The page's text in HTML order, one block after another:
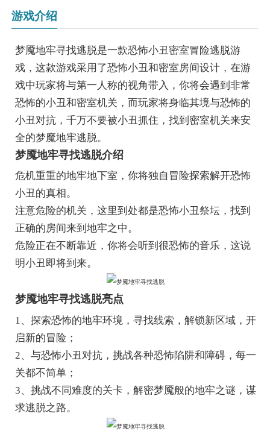
游戏介绍
梦魇地牢寻找逃脱是一款恐怖小丑密室冒险逃脱游
戏，这款游戏采用了恐怖小丑和密室房间设计，在游
戏中玩家将与第一人称的视角带入，你将会遇到非常
恐怖的小丑和密室机关，而玩家将身临其境与恐怖的
小丑对抗，千万不要被小丑抓住，找到密室机关来安
全的梦魔地牢逃脱。
梦魇地牢寻找逃脱介绍
危机重重的地牢地下室，你将独自冒险探索解开恐怖
小丑的真相。
注意危险的机关，这里到处都是恐怖小丑祭坛，找到
正确的房间来到地牢之中。
危险正在不断靠近，你将会听到很恐怖的音乐，这说
明小丑即将到来。
梦魇地牢寻找逃脱亮点
1、探索恐怖的地牢环境，寻找线索，解锁新区域，开
启新的冒险；
2、与恐怖小丑对抗，挑战各种恐怖陷阱和障碍，每一
关都不简单；
3、挑战不同难度的关卡，解密梦魇般的地牢之谜，谋
求逃脱之路。